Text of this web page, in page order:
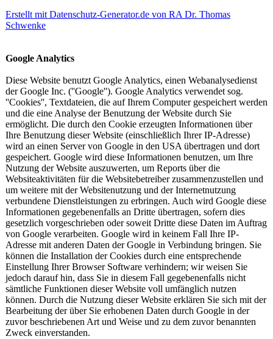
Erstellt mit Datenschutz-Generator.de von RA Dr. Thomas
Schwenke
Google Analytics
Diese Website benutzt Google Analytics, einen Webanalysedienst
der Google Inc. (''Google''). Google Analytics verwendet sog.
''Cookies'', Textdateien, die auf Ihrem Computer gespeichert werden
und die eine Analyse der Benutzung der Website durch Sie
ermöglicht. Die durch den Cookie erzeugten Informationen über
Ihre Benutzung dieser Website (einschließlich Ihrer IP-Adresse)
wird an einen Server von Google in den USA übertragen und dort
gespeichert. Google wird diese Informationen benutzen, um Ihre
Nutzung der Website auszuwerten, um Reports über die
Websiteaktivitäten für die Websitebetreiber zusammenzustellen und
um weitere mit der Websitenutzung und der Internetnutzung
verbundene Dienstleistungen zu erbringen. Auch wird Google diese
Informationen gegebenenfalls an Dritte übertragen, sofern dies
gesetzlich vorgeschrieben oder soweit Dritte diese Daten im Auftrag
von Google verarbeiten. Google wird in keinem Fall Ihre IP-
Adresse mit anderen Daten der Google in Verbindung bringen. Sie
können die Installation der Cookies durch eine entsprechende
Einstellung Ihrer Browser Software verhindern; wir weisen Sie
jedoch darauf hin, dass Sie in diesem Fall gegebenenfalls nicht
sämtliche Funktionen dieser Website voll umfänglich nutzen
können. Durch die Nutzung dieser Website erklären Sie sich mit der
Bearbeitung der über Sie erhobenen Daten durch Google in der
zuvor beschriebenen Art und Weise und zu dem zuvor benannten
Zweck einverstanden.